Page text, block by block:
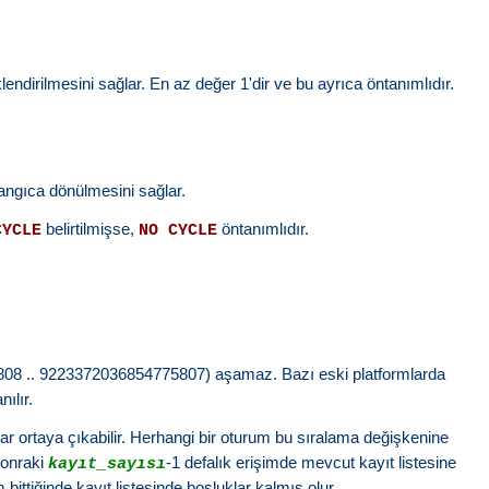
sağlar. En az değer 1'dir ve bu ayrıca öntanımlıdır.
dönülmesini sağlar.
belirtilmişse, NO CYCLE öntanımlıdır.
.. 9223372036854775807) aşamaz. Bazı eski platformlarda
ortaya çıkabilir. Herhangi bir oturum bu sıralama değişkenine
kayıt_sayısı-1 defalık erişimde mevcut kayıt listesine